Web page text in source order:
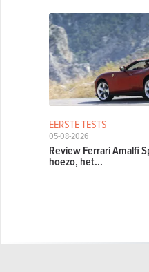
EERSTE TESTS
05-08-2026
Review Ferrari Amalfi
hoezo, het...